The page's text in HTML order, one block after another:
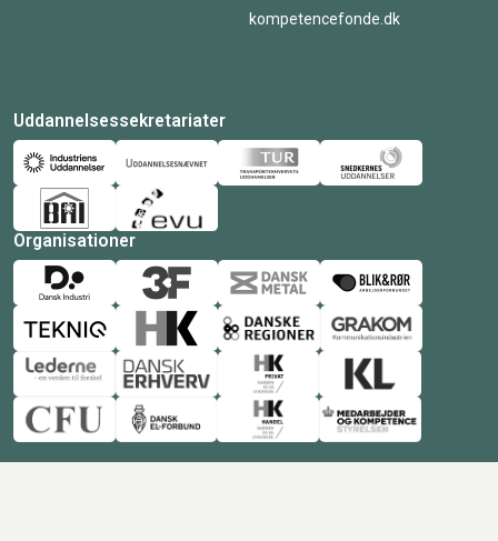
kompetencefonde.dk
Uddannelsessekretariater
Organisationer